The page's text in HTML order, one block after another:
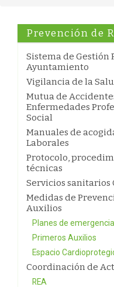
Prevención de
Sistema de Gestión
Ayuntamiento
Vigilancia de la
Mutua de
Enfermedades
Social
Manuales de
Laborales
Protocolo,
técnicas
Servicios
Medidas de
Auxilios
Planes de
Primeros Auxilios
Espacio
Coordinación de
REA